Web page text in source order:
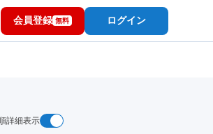
会員登録 無料 ログイン
詳細表示